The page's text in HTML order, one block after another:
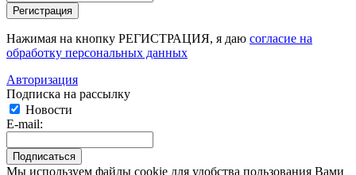
Нажимая на кнопку РЕГИСТРАЦИЯ, я даю согласие на
обработку персональных данных
Авторизация
Подписка на рассылку
Новости
E-mail:
Мы используем файлы cookie для удобства пользования Вами